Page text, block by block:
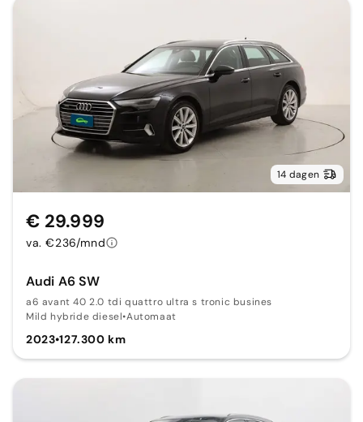
14 dagen
Audi A6 SW
a6 avant 40 2.0 tdi quattro ultra s tronic busines
Mild hybride diesel•Automaat
2023•127.300 km
€ 29.999
va. €236/mnd